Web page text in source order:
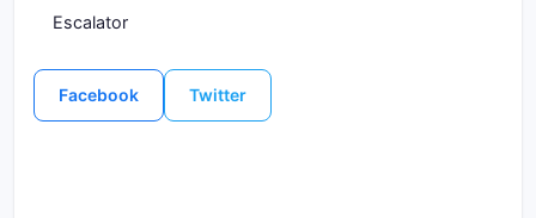
Escalator
Facebook Twitter